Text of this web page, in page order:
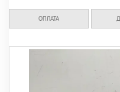
ОПЛАТА